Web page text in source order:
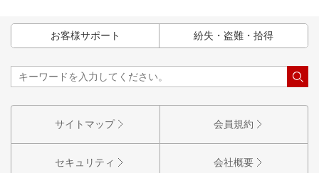
お客様サポート 紛失・盗難・拾得
サイトマップ 会員規約
セキュリティ 会社概要